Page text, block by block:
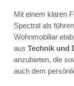
Mit einem klaren
Spectral als
Wohnmobiliar
aus Technik und
anzubieten, die
auch dem